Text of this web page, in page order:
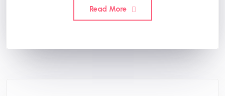
Read More